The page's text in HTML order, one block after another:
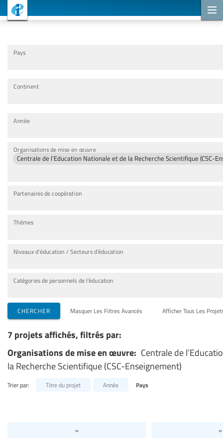
Pays
Continent
Année
Organisations de mise en œuvre
Centrale de l’Education Nationale et de la Recherche Scientifique (CSC-
Partenaires de coopération
Thèmes
Niveaux d’éducation / Secteurs d’éducation
Catégories de personnels de l’éducation
CHERCHER Masquer Les Filtres Avancés Afficher Tous Les
7 projets affichés, filtrés par:
Organisations de mise en œuvre: Centrale de
la Recherche Scientifique (CSC-Enseignement)
Trier par: Titre du projet Année Pays
« »